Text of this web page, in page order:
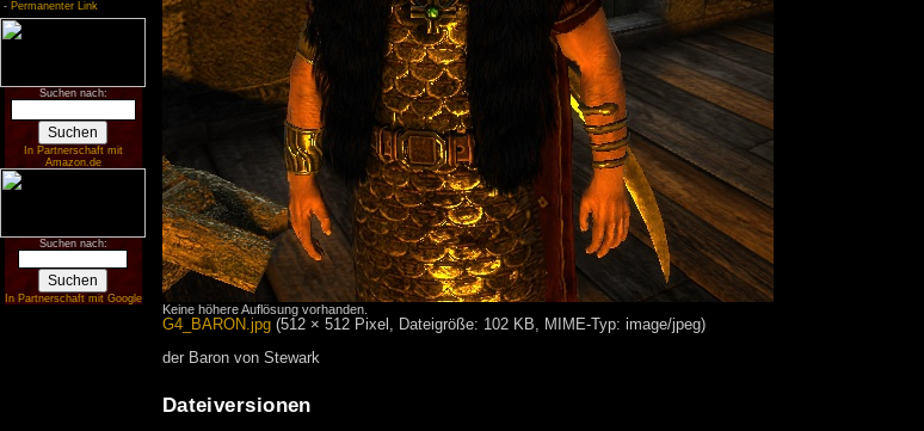
- Permanenter Link
Suchen nach:
In Partnerschaft mit
Amazon.de
Suchen nach:
In Partnerschaft mit Google
Keine höhere Auflösung vorhanden.
G4_BARON.jpg‎ (512 × 512 Pixel, Dateigröße: 102 KB, MIME-Typ: image/jpeg)
der Baron von Stewark
Dateiversionen